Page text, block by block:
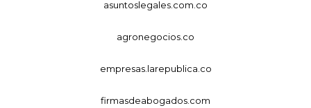
asuntoslegales.com.co
agronegocios.co
empresas.larepublica.co
firmasdeabogados.com